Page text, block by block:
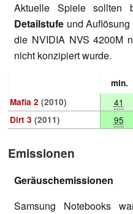
Aktuelle Spiele sollten
Detailstufe und
die NVIDIA NVS 4200M
nicht konzipiert wurde.
min.
Mafia 2 (2010) 41
Dirt 3 (2011) 95
Emissionen
Geräuschemissionen
Samsung Notebooks